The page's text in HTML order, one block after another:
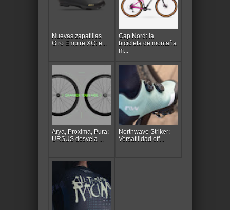
Nuevas zapatillas
Giro Empire XC: e...
Cap Nord: la
bicicleta de montaña
m...
Arya, Proxima, Pura:
URSUS desvela ...
Northwave Striker:
Versatilidad off...